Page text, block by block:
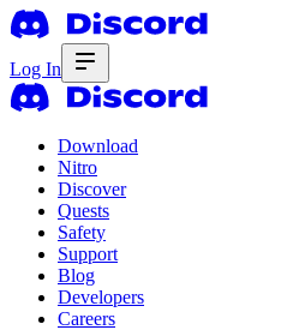
Log In
Download
Nitro
Discover
Quests
Safety
Support
Blog
Developers
Careers